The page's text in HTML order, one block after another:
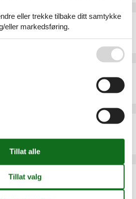
Ferieleilighet - 2 personer - Via Patocchi - 6644 - Orselina
Ferieleilighet - 4 personer - Via Patocchi - 6644 - Orselina
- 6644 - Orselina
eller trekke tilbake ditt samtykke
eller markedsføring.